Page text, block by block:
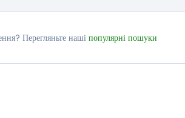
Перегляньте наші популярні пошуки